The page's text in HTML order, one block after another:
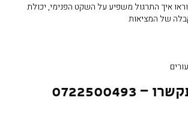
איך התרגול משפיע על השקט הפנימי, יכולת
של המציאות